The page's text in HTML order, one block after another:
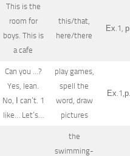
This is the
room for
boys. This is
a cafe
this/that,
here/there
Ех.1,
Can you …?
Yes, lean.
No, І can’t. 1
like… Let’s…
play games,
spell the
word, draw
pictures
the
swimming-